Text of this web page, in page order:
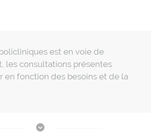
est en voie de
les consultations présentes
en fonction des besoins et de la